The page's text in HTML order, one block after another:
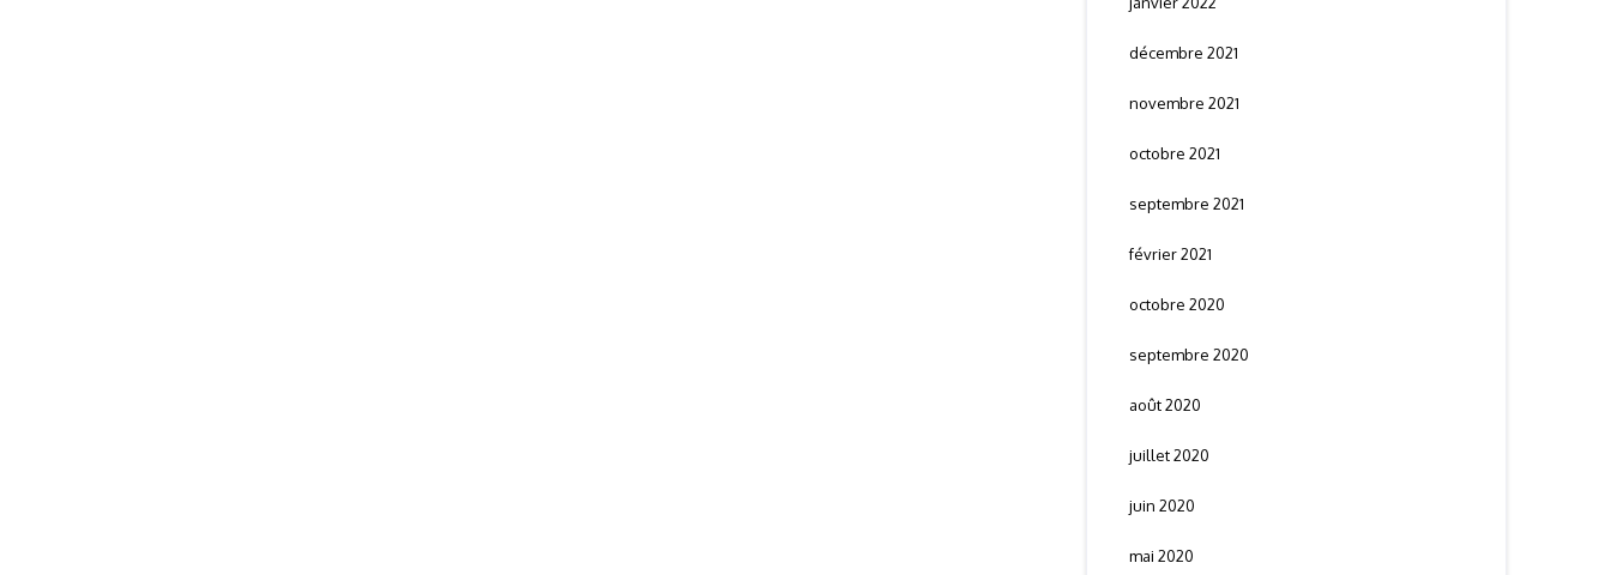
décembre 2021
novembre 2021
octobre 2021
septembre 2021
février 2021
octobre 2020
septembre 2020
août 2020
juillet 2020
juin 2020
mai 2020